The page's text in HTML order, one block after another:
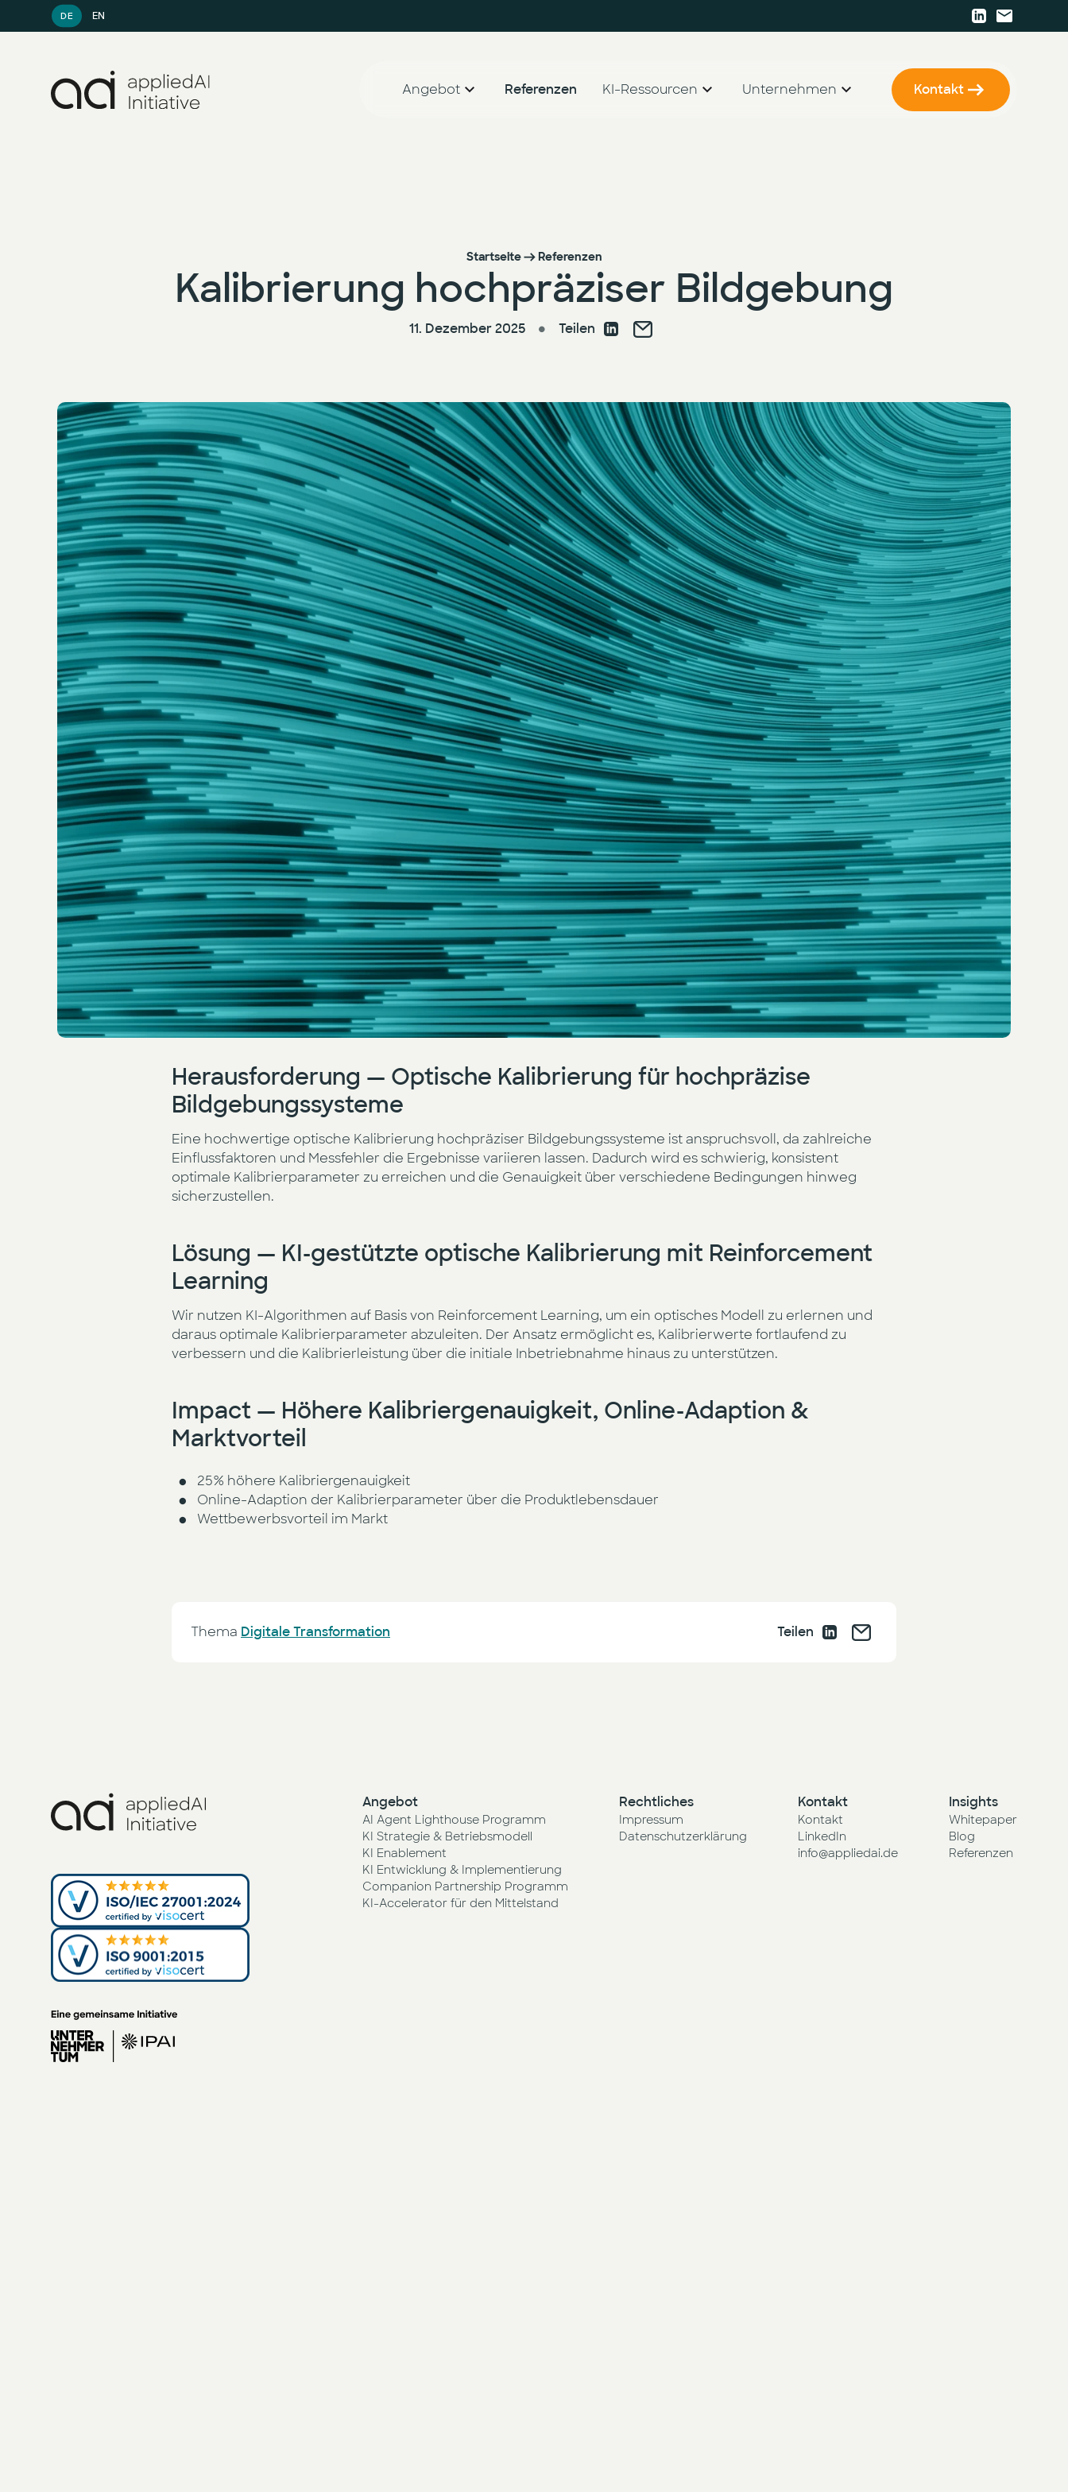
DE EN
Angebot Referenzen KI-Ressourcen Unternehmen Kontakt
Startseite Referenzen
Kalibrierung hochpräziser Bildgebung
11. Dezember 2025 ● Teilen
Herausforderung — Optische Kalibrierung für hochpräzise
Bildgebungssysteme
Eine hochwertige optische Kalibrierung hochpräziser Bildgebungssysteme ist anspruchsvoll, da zahlreiche
Einflussfaktoren und Messfehler die Ergebnisse variieren lassen. Dadurch wird es schwierig, konsistent
optimale Kalibrierparameter zu erreichen und die Genauigkeit über verschiedene Bedingungen hinweg
sicherzustellen.
Lösung — KI-gestützte optische Kalibrierung mit Reinforcement
Learning
Wir nutzen KI-Algorithmen auf Basis von Reinforcement Learning, um ein optisches Modell zu erlernen und
daraus optimale Kalibrierparameter abzuleiten. Der Ansatz ermöglicht es, Kalibrierwerte fortlaufend zu
verbessern und die Kalibrierleistung über die initiale Inbetriebnahme hinaus zu unterstützen.
Impact — Höhere Kalibriergenauigkeit, Online-Adaption &
Marktvorteil
25% höhere Kalibriergenauigkeit
Online-Adaption der Kalibrierparameter über die Produktlebensdauer
Wettbewerbsvorteil im Markt
Thema Digitale Transformation Teilen
Angebot
AI Agent Lighthouse Programm
KI Strategie & Betriebsmodell
KI Enablement
KI Entwicklung & Implementierung
Companion Partnership Programm
KI-Accelerator für den Mittelstand
Rechtliches
Impressum
Datenschutzerklärung
Kontakt
Kontakt
LinkedIn
info@appliedai.de
Insights
Whitepaper
Blog
Referenzen